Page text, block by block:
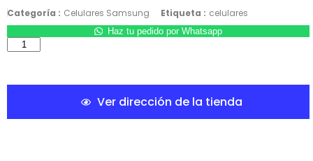
Categoría : Celulares Samsung Etiqueta : celulares
Haz tu pedido por Whatsapp
Ver dirección de la tienda